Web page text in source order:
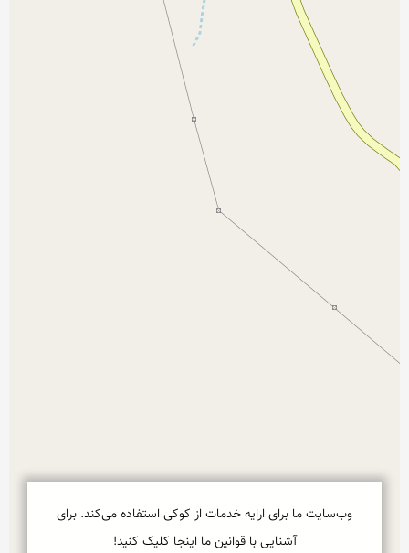
وب‌سایت ما برای ارایه خدمات از کوکی استفاده می‌کند. برای
آشنایی با قوانین ما اینجا کلیک کنید!